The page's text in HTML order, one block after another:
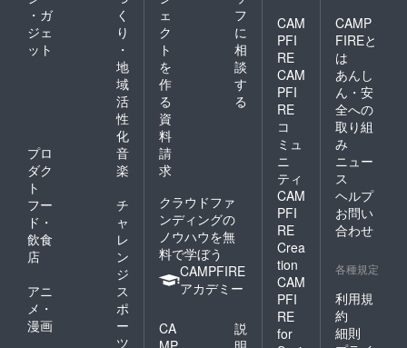
・ガ
ジェ
ット
く
り
・
地
域
活
性
化
プロ
ダク
ト
音
楽
フー
ド・
飲食
店
チ
ャ
レ
ン
ジ
アニ
メ・
漫画
ス
ポ
ー
ツ
ェ
ク
ト
を
作
る
フ
に
相
談
す
る
資
料
請
求
クラウドファ
ンディングの
ノウハウを無
料で学ぼう
CAMPFIRE
アカデミー
CA
説
CAM
PFI
RE
CAM
PFI
RE
コ
ミュ
ニ
ティ
CAM
PFI
RE
Crea
tion
CAM
PFI
RE
for
CAMP
FIREと
は
あんし
ん・安
全への
取り組
み
ニュー
ス
ヘルプ
お問い
合わせ
各種規定
利用規
約
細則